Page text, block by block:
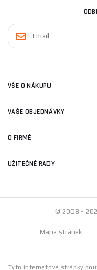
VŠE O NÁKUPU
VAŠE OBJEDNÁVKY
O FIRMĚ
UŽITEČNÉ RADY
© 2008 -
Mapa stránek
Tyto internetové stránky